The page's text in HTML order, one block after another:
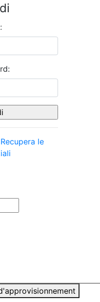
Recupera le